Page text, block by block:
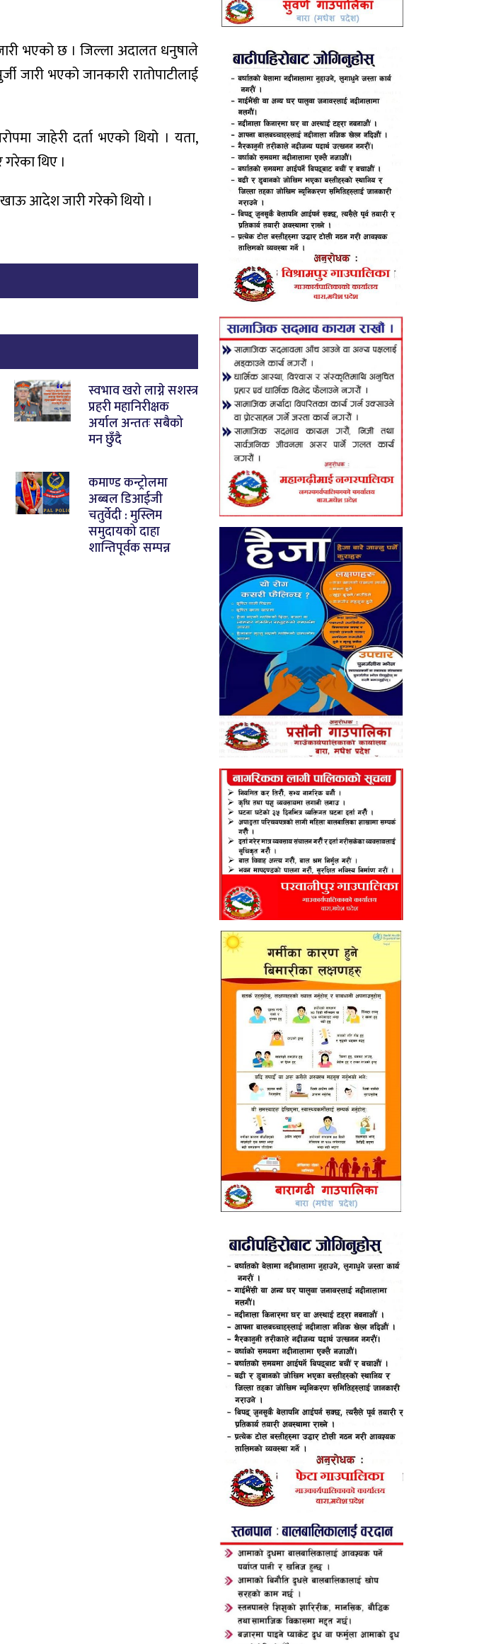
भएको छ । जिल्ला अदालत धनुषाले
जारी भएको जानकारी रातोपाटीलाई
जाहेरी दर्ता भएको थियो । यता,
गरेका थिए ।
आदेश जारी गरेको थियो ।
स्वभाव खरो लाग्ने सशस्त्र
प्रहरी महानिरीक्षक
अर्याल अन्ततः सबैको
मन छुँदै
कमाण्ड कन्ट्रोलमा
अब्बल डिआईजी
चतुर्वेदी : मुस्लिम
समुदायको दाहा
शान्तिपूर्वक सम्पन्न